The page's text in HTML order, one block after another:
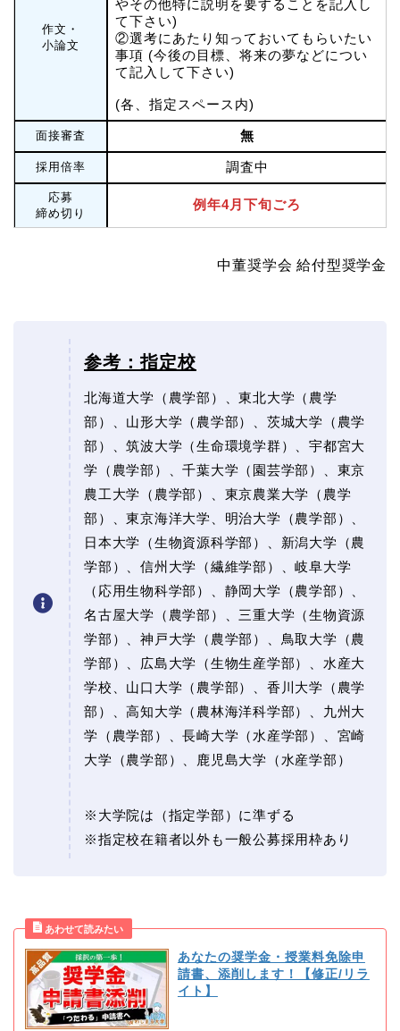
作文・
小論文
やその他特に説明を要することを記入し
て下さい)
②選考にあたり知っておいてもらいたい
事項 (今後の目標、将来の夢などについ
て記入して下さい)
(各、指定スペース内)
面接審査 無
採用倍率 調査中
応募
締め切り
例年4月下旬ごろ
中董奨学会 給付型奨学金
参考：指定校
北海道大学（農学部）、東北大学（農学
部）、山形大学（農学部）、茨城大学（農学
部）、筑波大学（生命環境学群）、宇都宮大
学（農学部）、千葉大学（園芸学部）、東京
農工大学（農学部）、東京農業大学（農学
部）、東京海洋大学、明治大学（農学部）、
日本大学（生物資源科学部）、新潟大学（農
学部）、信州大学（繊維学部）、岐阜大学
（応用生物科学部）、静岡大学（農学部）、
名古屋大学（農学部）、三重大学（生物資源
学部）、神戸大学（農学部）、鳥取大学（農
学部）、広島大学（生物生産学部）、水産大
学校、山口大学（農学部）、香川大学（農学
部）、高知大学（農林海洋科学部）、九州大
学（農学部）、長崎大学（水産学部）、宮崎
大学（農学部）、鹿児島大学（水産学部）
※大学院は（指定学部）に準ずる
※指定校在籍者以外も一般公募採用枠あり
あなたの奨学金・授業料免除申
請書、添削します！【修正/リラ
イト】